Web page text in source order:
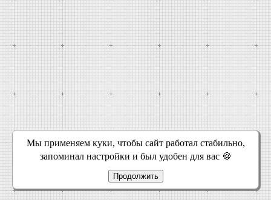
Мы применяем куки, чтобы сайт работал стабильно,
запоминал настройки и был удобен для вас 🍪
Продолжить